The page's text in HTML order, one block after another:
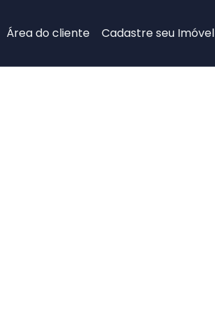
Cadastre seu Imóvel
Área do cliente